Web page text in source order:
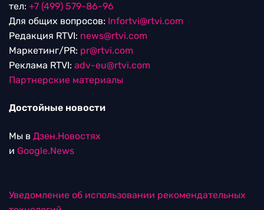
тел: +7 (499) 579-86-96
Для общих вопросов: Infortvi@rtvi.com
Редакция RTVI: news@rtvi.com
Маркетинг/PR: pr@rtvi.com
Реклама RTVI: adv-eu@rtvi.com
Партнерские материалы
Достойные новости
Мы в Дзен.Новостях
и Google.News
Уведомление об использовании рекомендательных